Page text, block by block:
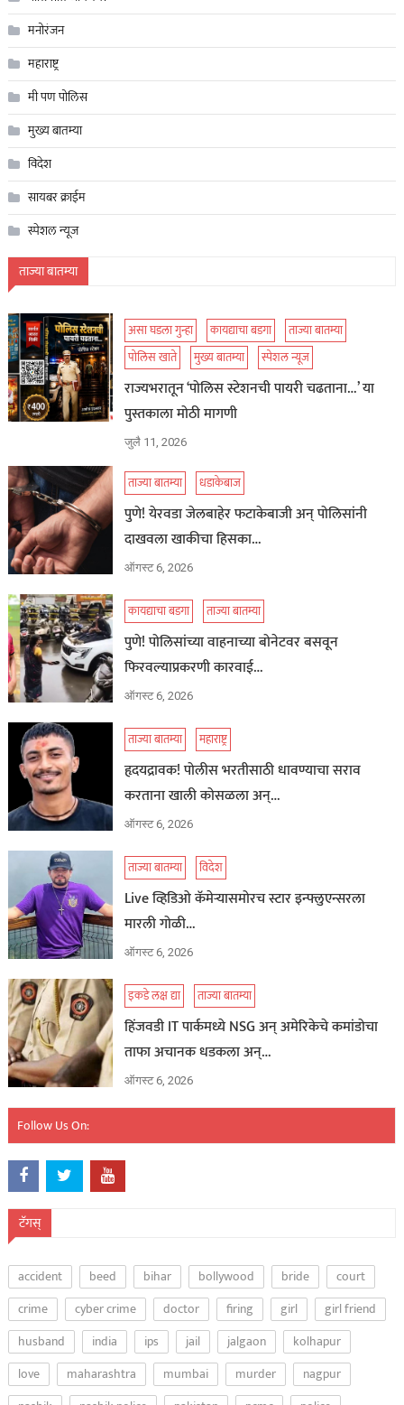
मनोरंजन
महाराष्ट्र
मी पण पोलिस
मुख्य बातम्या
विदेश
सायबर क्राईम
स्पेशल न्यूज
ताज्या बातम्या
असा घडला गुन्हा कायद्याचा बडगा
ताज्या बातम्या
पोलिस खाते
मुख्य बातम्या स्पेशल न्यूज
राज्यभरातून ‘पोलिस स्टेशनची पायरी चढताना…’ या
पुस्तकाला मोठी मागणी
जुलै 11, 2026
ताज्या बातम्या धडाकेबाज
पुणे! येरवडा जेलबाहेर फटाकेबाजी अन् पोलिसांनी
दाखवला खाकीचा हिसका…
ऑगस्ट 6, 2026
कायद्याचा बडगा ताज्या बातम्या
पुणे! पोलिसांच्या वाहनाच्या बोनेटवर बसवून
फिरवल्याप्रकरणी कारवाई…
ऑगस्ट 6, 2026
ताज्या बातम्या महाराष्ट्र
हृदयद्रावक! पोलीस भरतीसाठी धावण्याचा सराव
करताना खाली कोसळला अन्…
ऑगस्ट 6, 2026
ताज्या बातम्या विदेश
Live व्हिडिओ कॅमेऱ्यासमोरच स्टार इन्फ्लुएन्सरला
मारली गोळी…
ऑगस्ट 6, 2026
इकडे लक्ष द्या ताज्या बातम्या
हिंजवडी IT पार्कमध्ये NSG अन् अमेरिकेचे कमांडोचा
ताफा अचानक धडकला अन्…
ऑगस्ट 6, 2026
Follow Us On:
टॅगस्
accident beed bihar bollywood bride
court
crime
cyber crime doctor firing girl
girl friend
husband
india ips jail jalgaon
kolhapur
love
maharashtra mumbai murder
nagpur